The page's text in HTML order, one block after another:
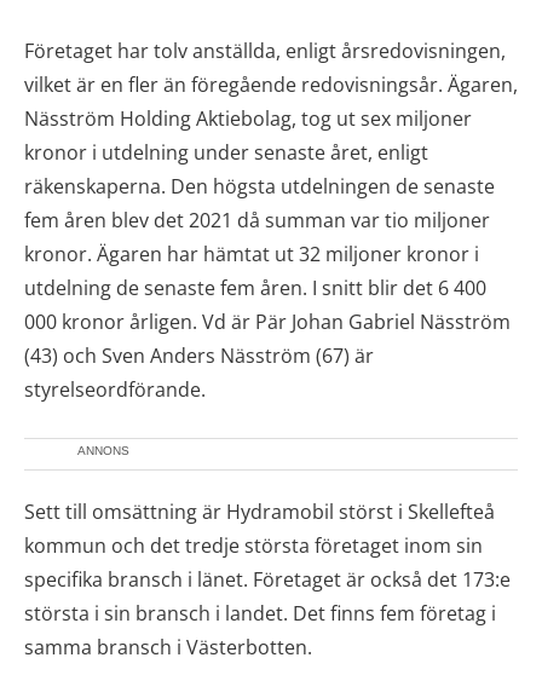
Företaget har tolv anställda, enligt årsredovisningen,
vilket är en fler än föregående redovisningsår. Ägaren,
Näsström Holding Aktiebolag, tog ut sex miljoner
kronor i utdelning under senaste året, enligt
räkenskaperna. Den högsta utdelningen de senaste
fem åren blev det 2021 då summan var tio miljoner
kronor. Ägaren har hämtat ut 32 miljoner kronor i
utdelning de senaste fem åren. I snitt blir det 6 400
000 kronor årligen. Vd är Pär Johan Gabriel Näsström
(43) och Sven Anders Näsström (67) är
styrelseordförande.
ANNONS
Sett till omsättning är Hydramobil störst i Skellefteå
kommun och det tredje största företaget inom sin
specifika bransch i länet. Företaget är också det 173:e
största i sin bransch i landet. Det finns fem företag i
samma bransch i Västerbotten.